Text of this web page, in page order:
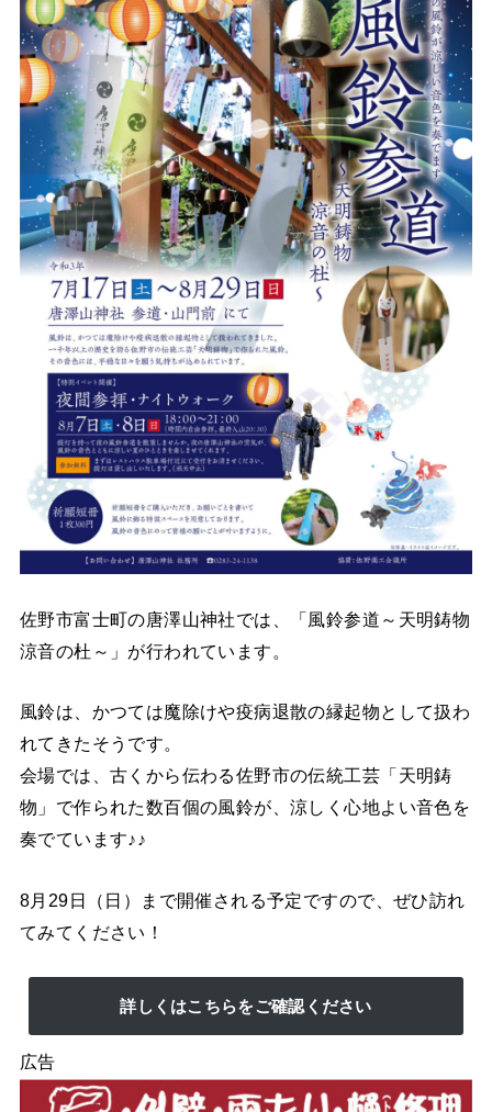
佐野市富士町の唐澤山神社では、「風鈴参道～天明鋳物
涼音の杜～」が行われています。
風鈴は、かつては魔除けや疫病退散の縁起物として扱わ
れてきたそうです。
会場では、古くから伝わる佐野市の伝統工芸「天明鋳
物」で作られた数百個の風鈴が、涼しく心地よい音色を
奏でています♪♪
8月29日（日）まで開催される予定ですので、ぜひ訪れ
てみてください！
詳しくはこちらをご確認ください
広告